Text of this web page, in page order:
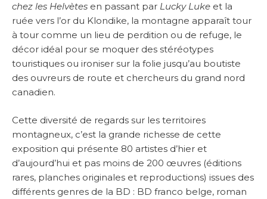
chez les Helvètes en passant par Lucky Luke et la
ruée vers l’or du Klondike, la montagne apparaît tour
à tour comme un lieu de perdition ou de refuge, le
décor idéal pour se moquer des stéréotypes
touristiques ou ironiser sur la folie jusqu’au boutiste
des ouvreurs de route et chercheurs du grand nord
canadien.
Cette diversité de regards sur les territoires
montagneux, c’est la grande richesse de cette
exposition qui présente 80 artistes d’hier et
d’aujourd’hui et pas moins de 200 œuvres (éditions
rares, planches originales et reproductions) issues des
différents genres de la BD : BD franco belge, roman